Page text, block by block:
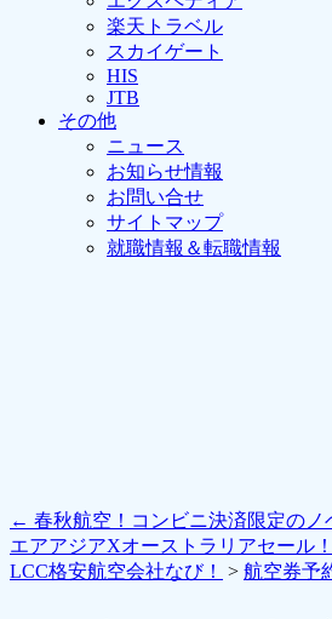
楽天トラベル
スカイゲート
HIS
JTB
その他
ニュース
お知らせ情報
お問い合せ
サイトマップ
就職情報＆転職情報
← 春秋航空！コンビニ決済限定の
エアアジアXオーストラリアセール
LCC格安航空会社なび！
> 航空券予